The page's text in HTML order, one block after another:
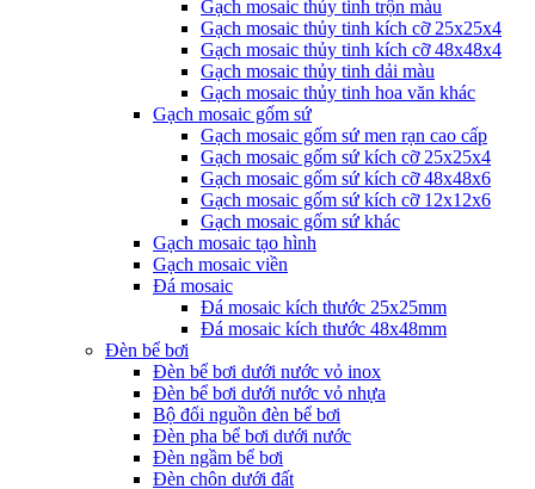
Gạch mosaic thủy tinh trộn màu
Gạch mosaic thủy tinh kích cỡ 25x25x4
Gạch mosaic thủy tinh kích cỡ 48x48x4
Gạch mosaic thủy tinh dải màu
Gạch mosaic thủy tinh hoa văn khác
Gạch mosaic gốm sứ
Gạch mosaic gốm sứ men rạn cao cấp
Gạch mosaic gốm sứ kích cỡ 25x25x4
Gạch mosaic gốm sứ kích cỡ 48x48x6
Gạch mosaic gốm sứ kích cỡ 12x12x6
Gạch mosaic gốm sứ khác
Gạch mosaic tạo hình
Gạch mosaic viền
Đá mosaic
Đá mosaic kích thước 25x25mm
Đá mosaic kích thước 48x48mm
Đèn bể bơi
Đèn bể bơi dưới nước vỏ inox
Đèn bể bơi dưới nước vỏ nhựa
Bộ đổi nguồn đèn bể bơi
Đèn pha bể bơi dưới nước
Đèn ngầm bể bơi
Đèn chôn dưới đất